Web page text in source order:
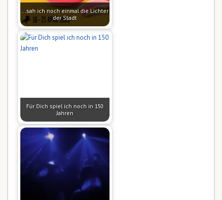
...sah ich noch einmal die Lichter
der Stadt
Für Dich spiel ich noch in 150
Jahren